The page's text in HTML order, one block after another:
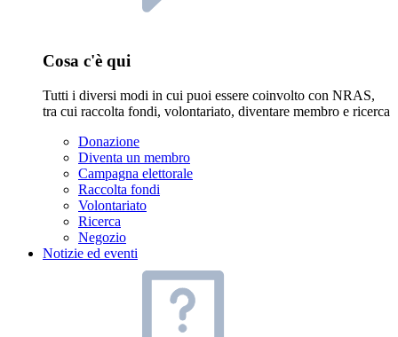
Cosa c'è qui
Tutti i diversi modi in cui puoi essere coinvolto con NRAS,
tra cui raccolta fondi, volontariato, diventare membro e ricerca
Donazione
Diventa un membro
Campagna elettorale
Raccolta fondi
Volontariato
Ricerca
Negozio
Notizie ed eventi